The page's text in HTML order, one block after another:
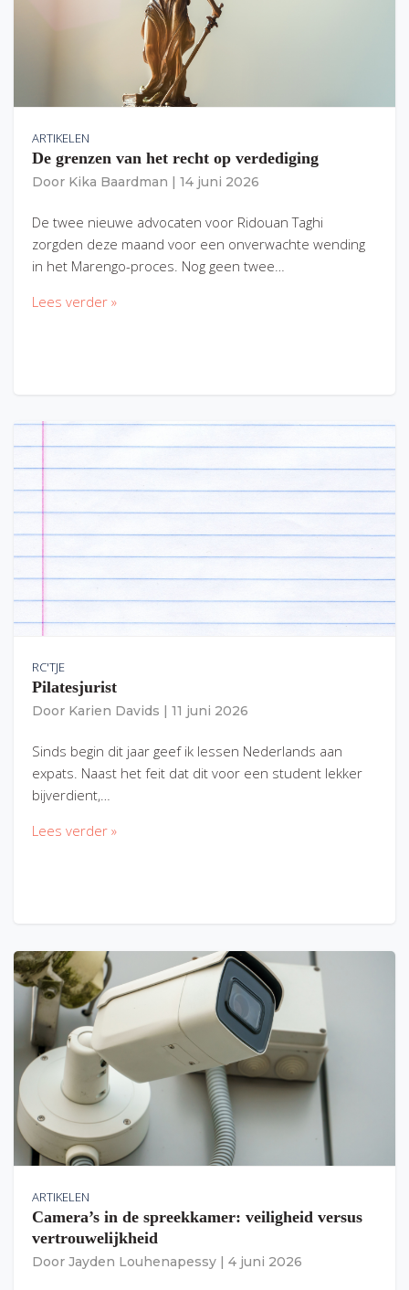
ARTIKELEN
De grenzen van het recht op verdediging
Door Kika Baardman 14 juni 2026
De twee nieuwe advocaten voor Ridouan Taghi
zorgden deze maand voor een onverwachte wending
in het Marengo-proces. Nog geen twee…
Lees verder »
RC'TJE
Pilatesjurist
Door Karien Davids 11 juni 2026
Sinds begin dit jaar geef ik lessen Nederlands aan
expats. Naast het feit dat dit voor een student lekker
bijverdient,…
Lees verder »
ARTIKELEN
Camera’s in de spreekkamer: veiligheid versus
vertrouwelijkheid
Door Jayden Louhenapessy 4 juni 2026